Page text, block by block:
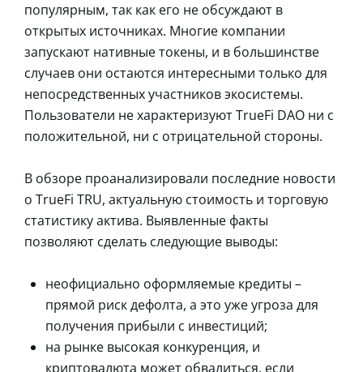
популярным, так как его не обсуждают в
открытых источниках. Многие компании
запускают нативные токены, и в большинстве
случаев они остаются интересными только для
непосредственных участников экосистемы.
Пользователи не характеризуют TrueFi DAO ни с
положительной, ни с отрицательной стороны.
В обзоре проанализировали последние новости
о TrueFi TRU, актуальную стоимость и торговую
статистику актива. Выявленные факты
позволяют сделать следующие выводы:
неофициально оформляемые кредиты –
прямой риск дефолта, а это уже угроза для
получения прибыли с инвестиций;
на рынке высокая конкуренция, и
криптовалюта может обвалиться, если